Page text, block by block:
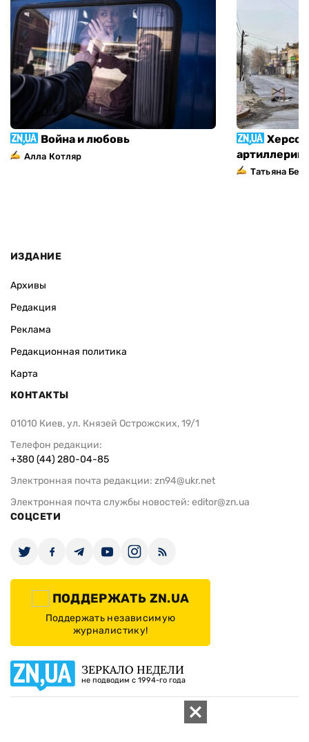
Война и любовь
Алла Котляр
Татьяна
ИЗДАНИЕ
Архивы
Редакция
Реклама
Редакционная политика
Карта
КОНТАКТЫ
01010 Киев, ул. Князей Острожских, 19/1
Телефон редакции:
+380 (44) 280-04-85
Электронная почта редакции: zn94@ukr.net
Электронная почта службы новостей: editor@zn.ua
СОЦСЕТИ
ПОДДЕРЖАТЬ ZN.UA
Поддержать независимую
журналистику!
ЗЕРКАЛО НЕДЕЛИ
не подводим с 1994-го года